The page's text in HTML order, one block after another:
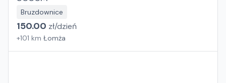
Bruzdownice
150.00 zł/dzień
+101 km Łomża